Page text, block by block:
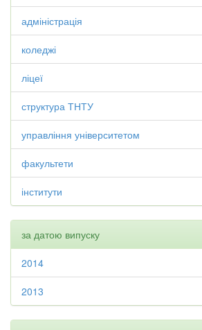
адміністрація
коледжі
ліцеї
структура ТНТУ
управління університетом
факультети
інститути
за датою випуску
2014
2013